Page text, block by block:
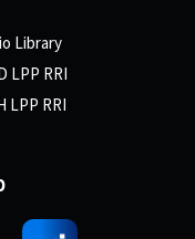
Library
LPP RRI
LPP RRI